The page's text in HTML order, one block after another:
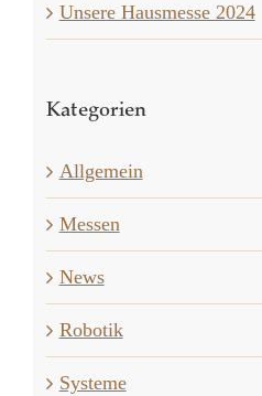
Unsere Hausmesse 2024
Kategorien
Allgemein
Messen
News
Robotik
Systeme